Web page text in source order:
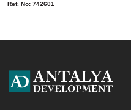
Ref. No: 742601